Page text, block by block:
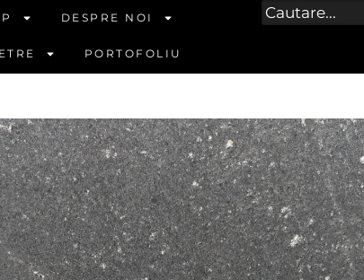
DESPRE NOI
PORTOFOLIU